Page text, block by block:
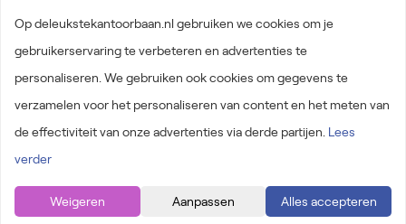
Algemene voorwaarden
Privacyverklaring
Onderdeel van baanzoeken.nl
Op deleukstekantoorbaan.nl gebruiken we cookies om je
gebruikerservaring te verbeteren en advertenties te
personaliseren. We gebruiken ook cookies om gegevens te
verzamelen voor het personaliseren van content en het meten van
de effectiviteit van onze advertenties via derde partijen. Lees
verder
Weigeren Aanpassen Alles accepteren